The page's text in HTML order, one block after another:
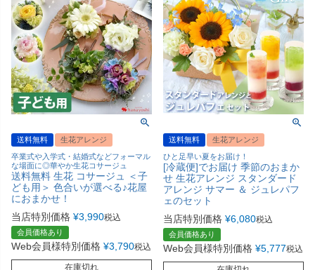
送料無料
生花アレンジ
卒業式や入学式・結婚式などフォーマル
な場面に◎華やか生花コサージュ
送料無料 生花 コサージュ ＜子
ども用＞ 色合いが選べる♪花屋
におまかせ！
当店特別価格 ¥3,990税込
会員価格あり
Web会員様特別価格 ¥3,790税込
在庫切れ
送料無料
生花アレンジ
ひと足早い夏をお届け！
[冷蔵便]でお届け 季節のおまか
せ 生花アレンジ スタンダード
アレンジ サマー ＆ ジュレパフ
ェのセット
当店特別価格 ¥6,080税込
会員価格あり
Web会員様特別価格 ¥5,777税込